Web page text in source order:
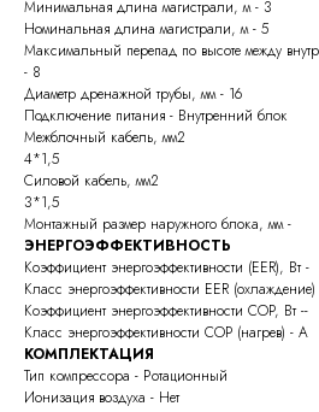
Минимальная длина магистрали, м - 3
Номинальная длина магистрали, м - 5
Максимальный перепад по высоте между
- 8
Диаметр дренажной трубы, мм - 16
Подключение питания - Внутренний блок
Межблочный кабель, мм2
4*1,5
Силовой кабель, мм2
3*1,5
Монтажный размер наружного блока, мм -
ЭНЕРГОЭФФЕКТИВНОСТЬ
Коэффициент энергоэффективности (EER), Вт -
Класс энергоэффективности EER
Коэффициент энергоэффективности COP, Вт --
Класс энергоэффективности COP (нагрев) - A
КОМПЛЕКТАЦИЯ
Тип компрессора - Ротационный
Ионизация воздуха - Нет